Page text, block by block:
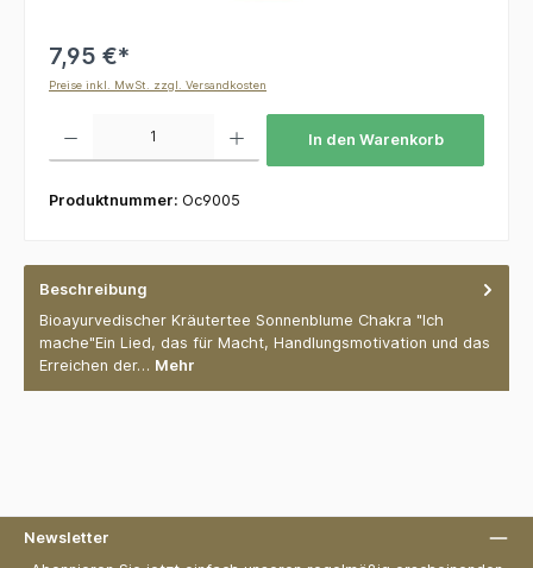
7,95 €*
Preise inkl. MwSt. zzgl. Versandkosten
In den Warenkorb
Produktnummer: Oc9005
Beschreibung
Bioayurvedischer Kräutertee Sonnenblume Chakra "Ich
mache"Ein Lied, das für Macht, Handlungsmotivation und das
Erreichen der… Mehr
Newsletter